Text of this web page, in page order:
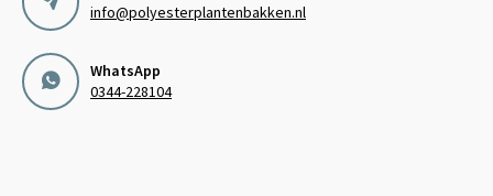
info@polyesterplantenbakken.nl
WhatsApp
0344-228104